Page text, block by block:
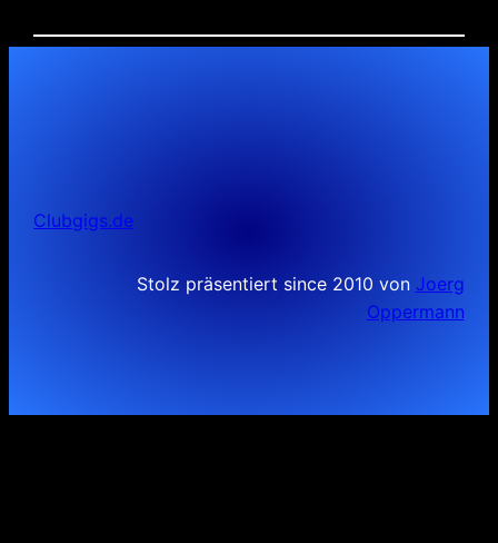
Clubgigs.de
Stolz präsentiert since 2010 von Joerg
Oppermann